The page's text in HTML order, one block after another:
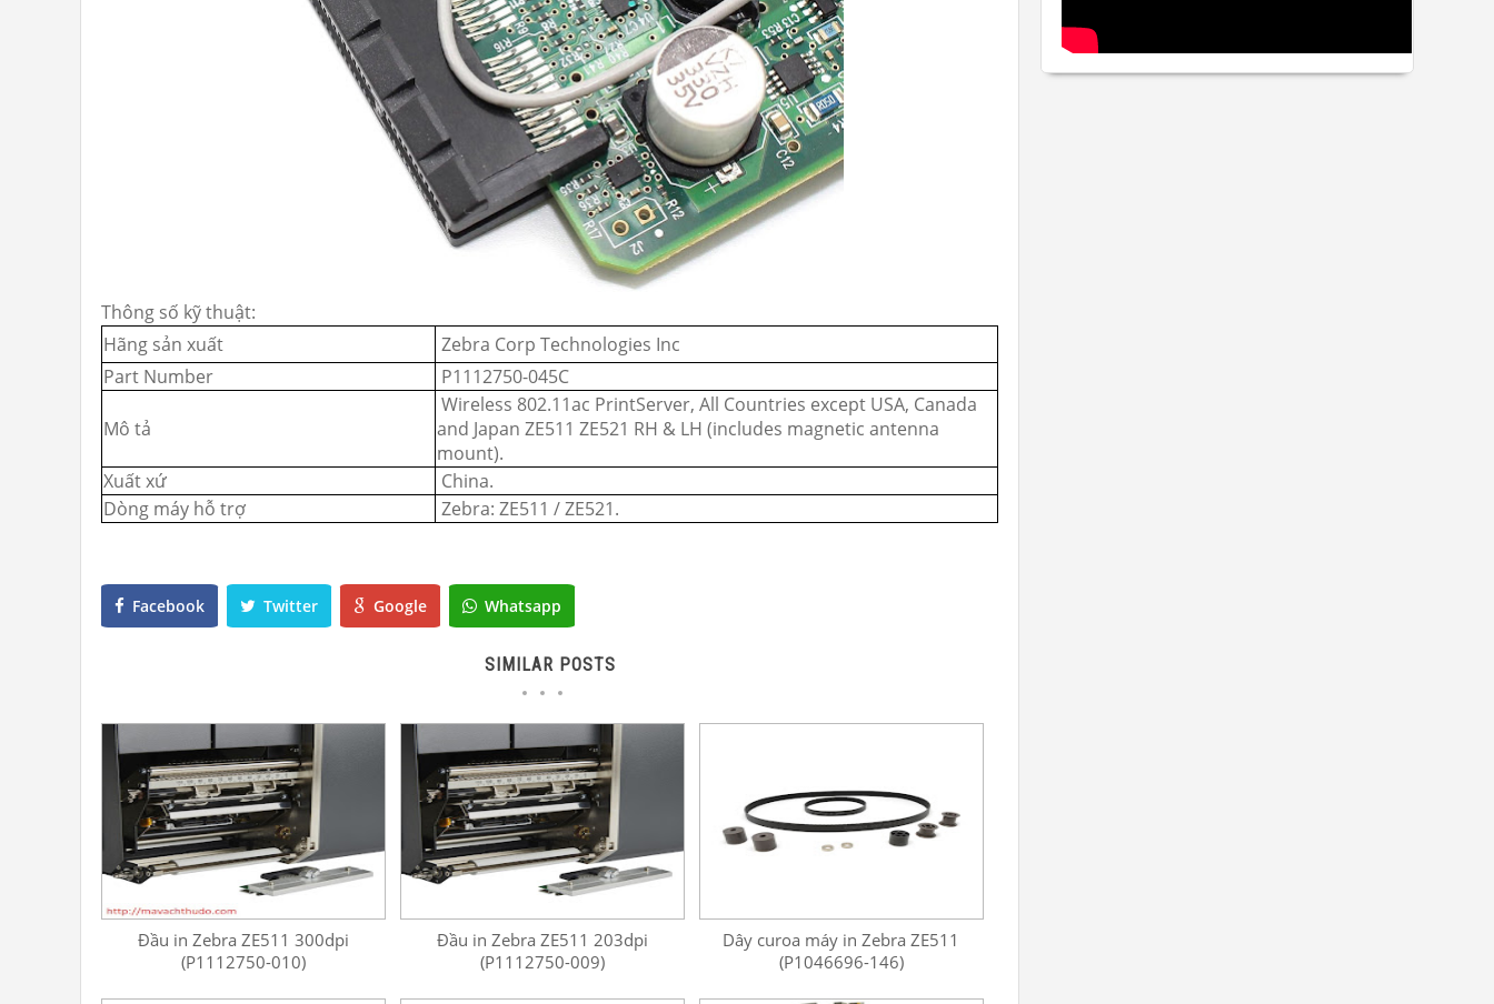
Thông số kỹ thuật:
Hãng sản xuất
Zebra Corp Technologies Inc
Part Number
P1112750-045C
Mô tả
Wireless 802.11ac PrintServer, All Countries except USA, Canada
and Japan ZE511 ZE521 RH & LH (includes magnetic antenna
mount).
Xuất xứ
China.
Dòng máy hỗ trợ
Zebra: ZE511 / ZE521.
Facebook Twitter Google Whatsapp
SIMILAR POSTS
Đầu in Zebra ZE511 300dpi
(P1112750-010)
Đầu in Zebra ZE511 203dpi
(P1112750-009)
Dây curoa máy in Zebra ZE511
(P1046696-146)